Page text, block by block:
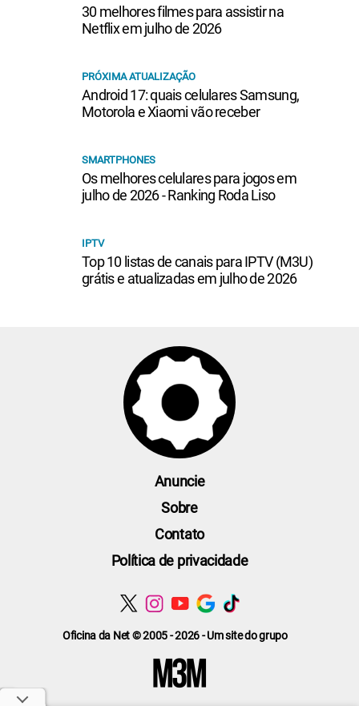
30 melhores filmes para assistir na
Netflix em julho de 2026
PRÓXIMA ATUALIZAÇÃO
Android 17: quais celulares Samsung,
Motorola e Xiaomi vão receber
SMARTPHONES
Os melhores celulares para jogos em
julho de 2026 - Ranking Roda Liso
IPTV
Top 10 listas de canais para IPTV (M3U)
grátis e atualizadas em julho de 2026
Oficina da Net © 2005 - 2026 - Um site do grupo
Anuncie
Sobre
Contato
Política de privacidade